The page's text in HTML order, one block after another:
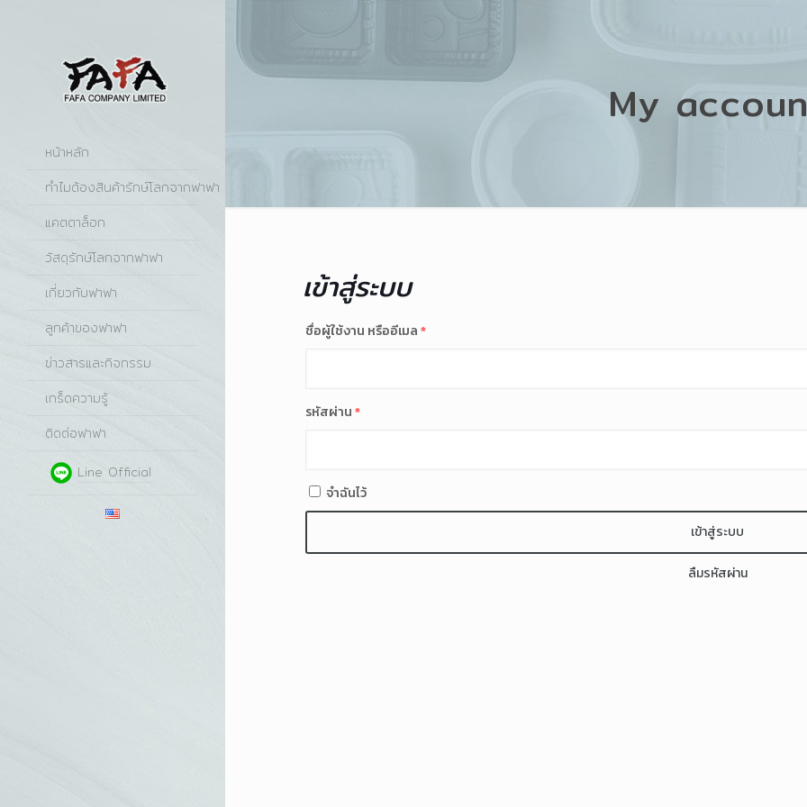
หน้าหลัก
ทำไมต้องสินค้ารักษ์โลกจากฟาฟา
แคตตาล็อก
วัสดุรักษ์โลกจากฟาฟา
เกี่ยวกับฟาฟา
ลูกค้าของฟาฟา
ข่าวสารและกิจกรรม
เกร็ดความรู้
ติดต่อฟาฟา
Line Official
My
เข้าสู่ระบบ
ชื่อผู้ใช้งาน หรืออีเมล*
รหัสผ่าน*
จำฉันไว้
เข้าสู่ระบบ
ลืมรหัสผ่าน